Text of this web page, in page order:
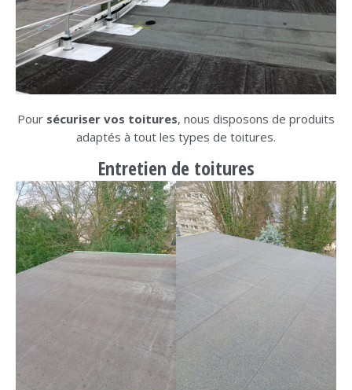
Pour sécuriser vos toitures, nous disposons de produits
adaptés à tout les types de toitures.
Entretien de toitures